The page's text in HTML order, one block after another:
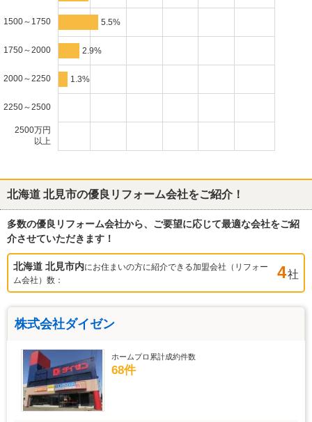
1500～1750 5.5%
1750～2000 2.9%
2000～2250 1.3%
2250～2500
2500万円
以上
北海道 北見市の優良リフォーム会社をご紹介！
多数の優良リフォーム会社から、ご要望に応じて最適な会社をご紹
介させていただきます！
北海道 北見市内にお住まいの方に紹介できる加盟会社（リフォー
ム会社）数：
4社
株式会社ダイゼン
ホームプロ累計成約件数
68件